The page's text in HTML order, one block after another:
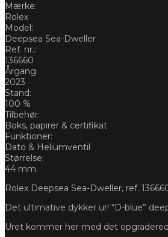
Mærke:
Rolex
Model:
Deepsea Sea-Dweller
Ref. nr.:
136660
Årgang:
2023
Stand:
100 %
Tilbehør:
Boks, papirer & certifikat
Funktioner:
Dato & Heliumventil
Størrelse:
44 mm.
Rolex Deepsea Sea-Dweller, ref.
Det ultimative dykker ur! “D-blue”
Uret kommer her med det